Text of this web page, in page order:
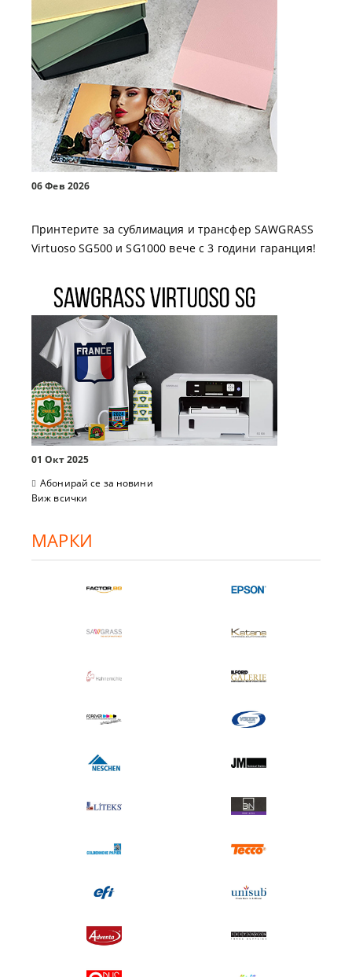
06 Фев 2026
Принтерите за сублимация и трансфер SAWGRASS
Virtuoso SG500 и SG1000 вече с 3 години гаранция!
01 Окт 2025
Абонирай се за новини
Виж всички
МАРКИ